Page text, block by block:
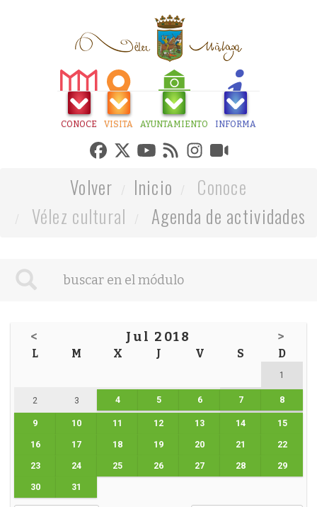
CONOCE VISITA AYUNTAMIENTO INFORMA
Volver Inicio
Conoce
Vélez cultural
Agenda de actividades
< Jul 2018 >
L M X J V S D
1
2 3 4 5 6 7 8
9 10 11 12 13 14 15
16 17 18 19 20 21 22
23 24 25 26 27 28 29
30 31